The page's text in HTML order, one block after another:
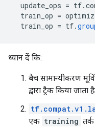
update_ops = tf.
train_op =
train_op = tf.
ध्यान दें कि:
बैच सामान्यीकरण
द्वारा ट्रैक किया
एक training